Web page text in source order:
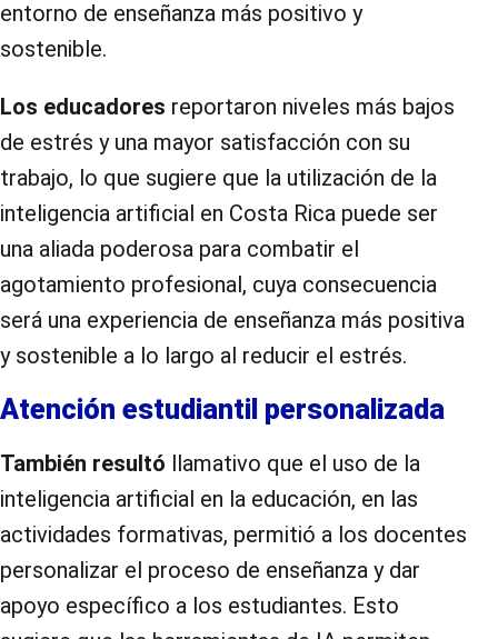
entorno de enseñanza más positivo y
sostenible.
Los educadores reportaron niveles más bajos
de estrés y una mayor satisfacción con su
trabajo, lo que sugiere que la utilización de la
inteligencia artificial en Costa Rica puede ser
una aliada poderosa para combatir el
agotamiento profesional, cuya consecuencia
será una experiencia de enseñanza más positiva
y sostenible a lo largo al reducir el estrés.
Atención estudiantil personalizada
También resultó llamativo que el uso de la
inteligencia artificial en la educación, en las
actividades formativas, permitió a los docentes
personalizar el proceso de enseñanza y dar
apoyo específico a los estudiantes. Esto